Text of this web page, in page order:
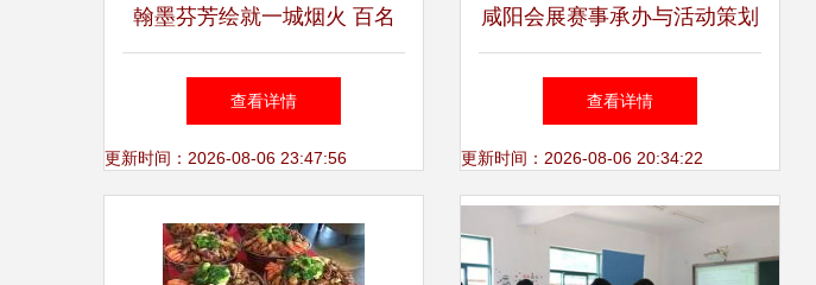
翰墨芬芳绘就一城烟火 百名
画家画兰州美术作品展精彩亮
相
查看详情
更新时间：2026-08-06 23:47:56
咸阳会展赛事承办与活动策划
的全景解读
查看详情
更新时间：2026-08-06 20:34:22